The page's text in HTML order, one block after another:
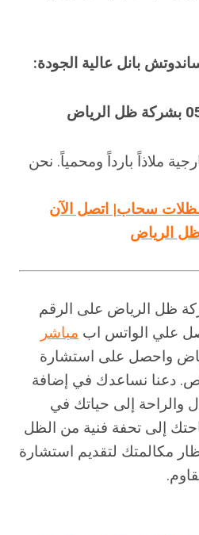
بانل عالية الجودة:
ملاذاً بارداً ومحمياً. نحن
سحاب| اتصل الآن
ظل الرياض على الرقم
مباشر
واحصل على استشارة
دعنا نساعدك في إضافة
والراحة إلى حياتك في
إلى تحفة فنية من الظل
مكالمتك لتقديم استشارة